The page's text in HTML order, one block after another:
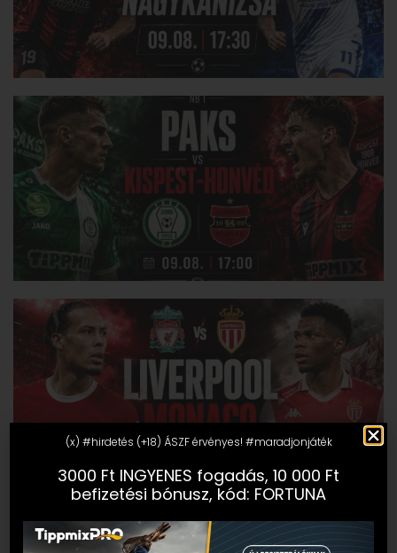
(x) #hirdetés (+18) ÁSZF érvényes! #maradjonjáték
3000 Ft INGYENES fogadás, 10 000 Ft
befizetési bónusz, kód: FORTUNA